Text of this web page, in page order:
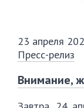
23 апреля
Пресс-релиз
Внимание,